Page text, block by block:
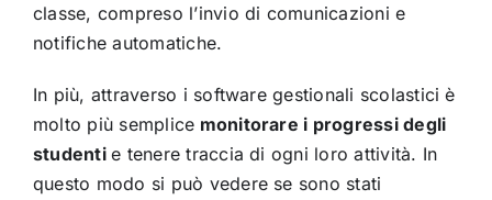
classe, compreso l’invio di comunicazioni e
notifiche automatiche.
In più, attraverso i software gestionali scolastici è
molto più semplice monitorare i progressi degli
studentie tenere traccia di ogni loro attività. In
questo modo si può vedere se sono stati